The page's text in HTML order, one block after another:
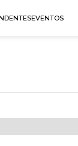
EVENTOS